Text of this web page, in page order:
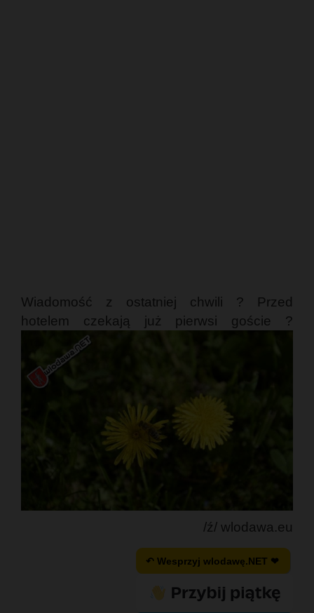
Wiadomość z ostatniej chwili ? Przed
hotelem czekają już pierwsi goście ?
/ź/ wlodawa.eu
↶ Wesprzyj wlodawę.NET ❤